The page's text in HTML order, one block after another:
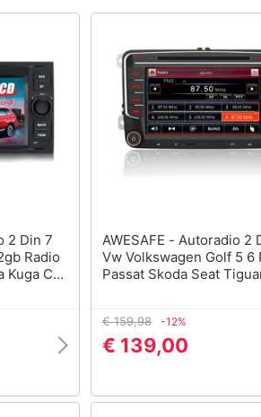
Vedi tutti
Radio
Kuga C
AWESAFE - Autoradio 2 Din Per
Vw Volkswagen Golf 5 6
Passat Skoda Seat
Dvd Sd Usb Rds
€ 159,98 -12%
€ 139,00